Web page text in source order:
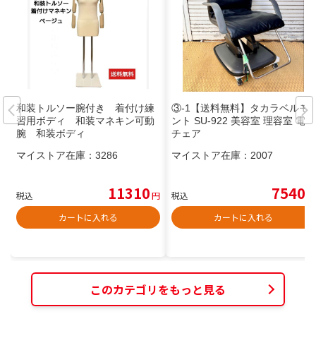
和装トルソー腕付き 着付け練
習用ボディ 和装マネキン可動
腕 和装ボディ
マイストア在庫： 3286
税込 11310円
カートに入れる
③-1【送料無料】タカラベルモ
ント SU-922 美容室 理容室 電動
チェア
マイストア在庫： 2007
税込 7540
カートに入れる
このカテゴリをもっと見る